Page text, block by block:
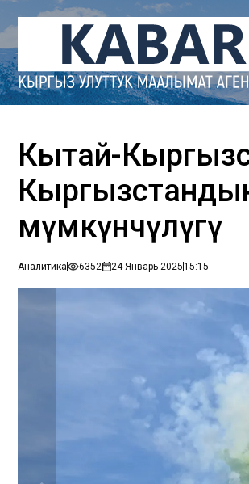
Кытай-
мүмкүнчүлүгү
Аналитика 6352 24 Январь 202515:15